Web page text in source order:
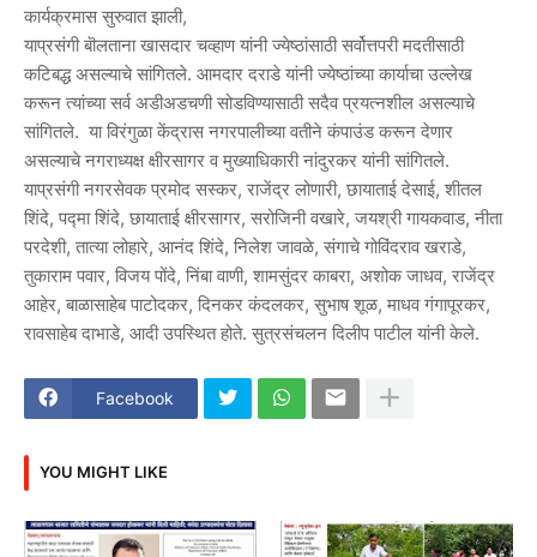
कार्यक्रमास सुरुवात झाली,
याप्रसंगी बॊलताना खासदार चव्हाण यांनी ज्येष्ठांसाठी सर्वोत्तपरी मदतीसाठी
कटिबद्ध असल्याचे सांगितले. आमदार दराडे यांनी ज्येष्ठांच्या कार्याचा उल्लेख
करून त्यांच्या सर्व अडीअडचणी सोडविण्यासाठी सदैव प्रयत्नशील असल्याचे
सांगितले. या विरंगुळा केंद्रास नगरपालीच्या वतीने कंपाउंड करून देणार
असल्याचे नगराध्यक्ष क्षीरसागर व मुख्याधिकारी नांदुरकर यांनी सांगितले.
याप्रसंगी नगरसेवक प्रमोद सस्कर, राजेंद्र लोणारी, छायाताई देसाई, शीतल
शिंदे, पद्मा शिंदे, छायाताई क्षीरसागर, सरोजिनी वखारे, जयश्री गायकवाड, नीता
परदेशी, तात्या लोहारे, आनंद शिंदे, निलेश जावळे, संगाचे गोविंदराव खराडे,
तुकाराम पवार, विजय पोंदे, निंबा वाणी, शामसुंदर काबरा, अशोक जाधव, राजेंद्र
आहेर, बाळासाहेब पाटोदकर, दिनकर कंदलकर, सुभाष शूळ, माधव गंगापूरकर,
रावसाहेब दाभाडे, आदी उपस्थित होते. सुत्रसंचलन दिलीप पाटील यांनी केले.
Facebook
YOU MIGHT LIKE